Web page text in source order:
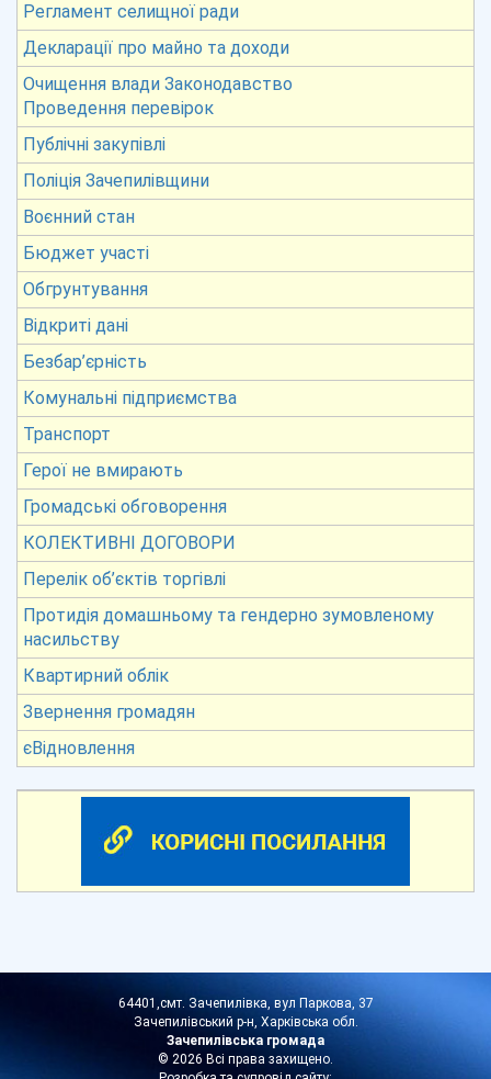
Регламент селищної ради
Декларації про майно та доходи
Очищення влади Законодавство
Проведення перевірок
Публічні закупівлі
Поліція Зачепилівщини
Воєнний стан
Бюджет участі
Обгрунтування
Відкриті дані
Безбар’єрність
Комунальні підприємства
Транспорт
Герої не вмирають
Громадські обговорення
КОЛЕКТИВНІ ДОГОВОРИ
Перелік об’єктів торгівлі
Протидія домашньому та гендерно зумовленому
насильству
Квартирний облік
Звернення громадян
єВідновлення
64401,смт. Зачепилівка, вул Паркова, 37
Зачепилівський р-н, Харківська обл.
Зачепилівська громада
© 2026 Всі права захищено.